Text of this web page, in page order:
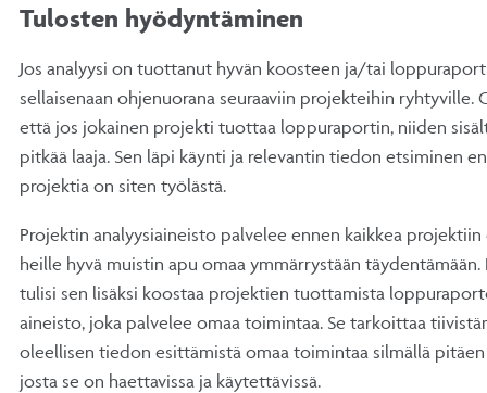
Tulosten hyödyntäminen
Jos analyysi on tuottanut hyvän koosteen ja/tai
sellaisenaan ohjenuorana seuraaviin projekteihin ryhtyville.
että jos jokainen projekti tuottaa loppuraportin, niiden
pitkää laaja. Sen läpi käynti ja relevantin tiedon etsiminen
projektia on siten työlästä.
Projektin analyysiaineisto palvelee ennen kaikkea
heille hyvä muistin apu omaa ymmärrystään
tulisi sen lisäksi koostaa projektien tuottamista
aineisto, joka palvelee omaa toimintaa. Se tarkoittaa
oleellisen tiedon esittämistä omaa toimintaa silmällä pitäen
josta se on haettavissa ja käytettävissä.